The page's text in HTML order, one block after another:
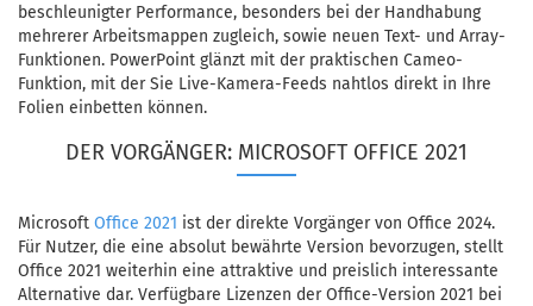
beschleunigter Performance, besonders bei der Handhabung
mehrerer Arbeitsmappen zugleich, sowie neuen Text- und Array-
Funktionen. PowerPoint glänzt mit der praktischen Cameo-
Funktion, mit der Sie Live-Kamera-Feeds nahtlos direkt in Ihre
Folien einbetten können.
DER VORGÄNGER: MICROSOFT OFFICE 2021
Microsoft Office 2021 ist der direkte Vorgänger von Office 2024.
Für Nutzer, die eine absolut bewährte Version bevorzugen, stellt
Office 2021 weiterhin eine attraktive und preislich interessante
Alternative dar. Verfügbare Lizenzen der Office-Version 2021 bei